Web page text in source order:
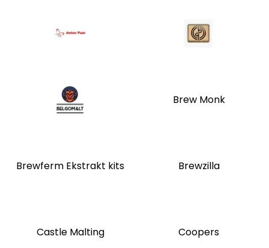
Brew Monk
Brewferm Ekstrakt kits Brewzilla
Castle Malting Coopers